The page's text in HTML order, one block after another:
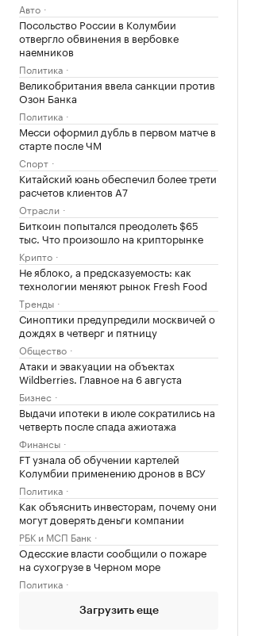
Авто
Посольство России в Колумбии
отвергло обвинения в вербовке
наемников
Политика
Великобритания ввела санкции против
Озон Банка
Политика
Месси оформил дубль в первом матче в
старте после ЧМ
Спорт
Китайский юань обеспечил более трети
расчетов клиентов А7
Отрасли
Биткоин попытался преодолеть $65
тыс. Что произошло на крипторынке
Крипто
Не яблоко, а предсказуемость: как
технологии меняют рынок Fresh Food
Тренды
Синоптики предупредили москвичей о
дождях в четверг и пятницу
Общество
Атаки и эвакуации на объектах
Wildberries. Главное на 6 августа
Бизнес
Выдачи ипотеки в июле сократились на
четверть после спада ажиотажа
Финансы
FT узнала об обучении картелей
Колумбии применению дронов в ВСУ
Политика
Как объяснить инвесторам, почему они
могут доверять деньги компании
РБК и МСП Банк
Одесские власти сообщили о пожаре
на сухогрузе в Черном море
Политика
Загрузить еще